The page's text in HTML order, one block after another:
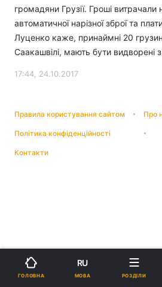
громадяни Грузії. Гроші витрачали
автоматичної нарізної зброї та
Луценко каже, принаймні 20
Саакашвілі, мають бути видворені
17:44, 24.10.2017
Правила користування сайтом Про
Політика конфіденційності
Контакти
ГОЛОВНА
RU
МОВА РОЗДІЛИ